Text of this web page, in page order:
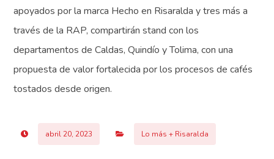
apoyados por la marca Hecho en Risaralda y tres más a
través de la RAP, compartirán stand con los
departamentos de Caldas, Quindío y Tolima, con una
propuesta de valor fortalecida por los procesos de cafés
tostados desde origen.
abril 20, 2023 Lo más + Risaralda